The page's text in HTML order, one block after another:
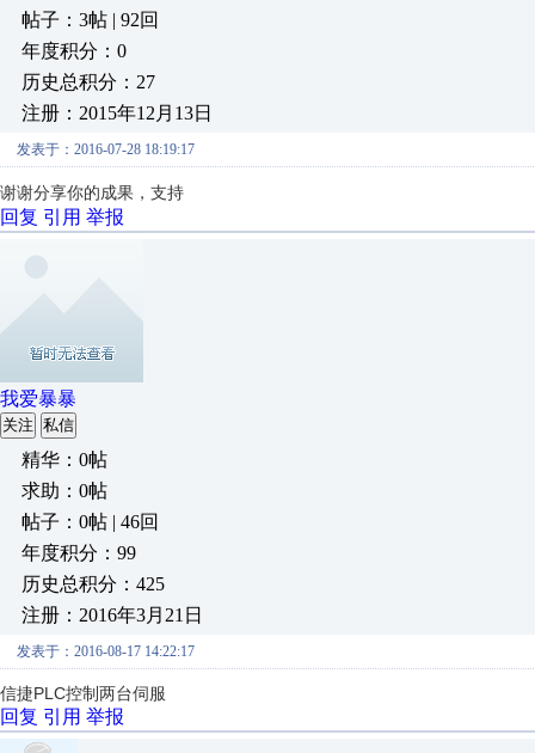
帖子：3帖 | 92回
年度积分：0
历史总积分：27
注册：2015年12月13日
发表于：2016-07-28 18:19:17
谢谢分享你的成果，支持
回复 引用 举报
我爱暴暴
关注 私信
精华：0帖
求助：0帖
帖子：0帖 | 46回
年度积分：99
历史总积分：425
注册：2016年3月21日
发表于：2016-08-17 14:22:17
信捷PLC控制两台伺服
回复 引用 举报